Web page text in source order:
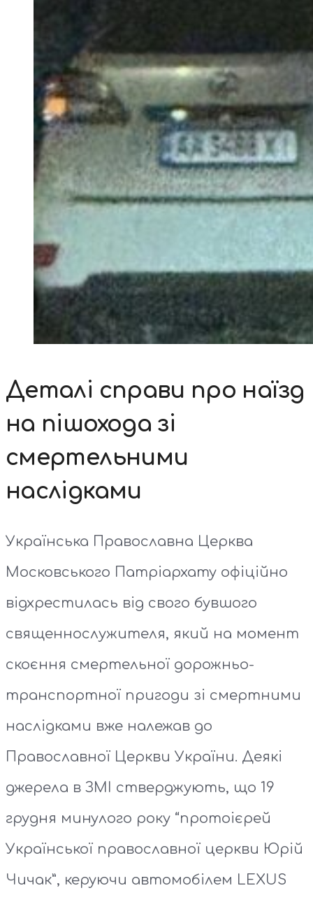
Деталі справи про наїзд
на пішохода зі
смертельними
наслідками
Українська Православна Церква
Московського Патріархату офіційно
відхрестилась від свого бувшого
священнослужителя, який на момент
скоєння смертельної дорожньо-
транспортної пригоди зі смертними
наслідками вже належав до
Православної Церкви України. Деякі
джерела в ЗМІ стверджують, що 19
грудня минулого року “протоієрей
Української православної церкви Юрій
Чичак”, керуючи автомобілем LEXUS